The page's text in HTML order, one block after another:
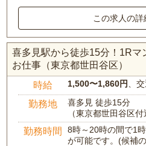
この求人の詳
喜多見駅から徒歩15分！1Rマ
お仕事（東京都世田谷区）
時給 1,500〜1,860円 、
勤務地
喜多見 徒歩15分
（東京都世田谷区付
勤務時間
8時～20時の間で1
が可能です。(候補